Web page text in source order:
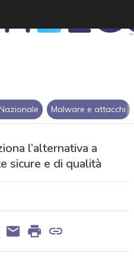
Malware e attacchi
l’alternativa a
sicure e di qualità